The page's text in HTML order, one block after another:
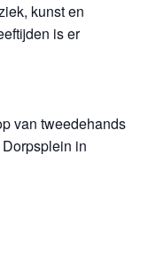
kunst en
is er
van tweedehands
in